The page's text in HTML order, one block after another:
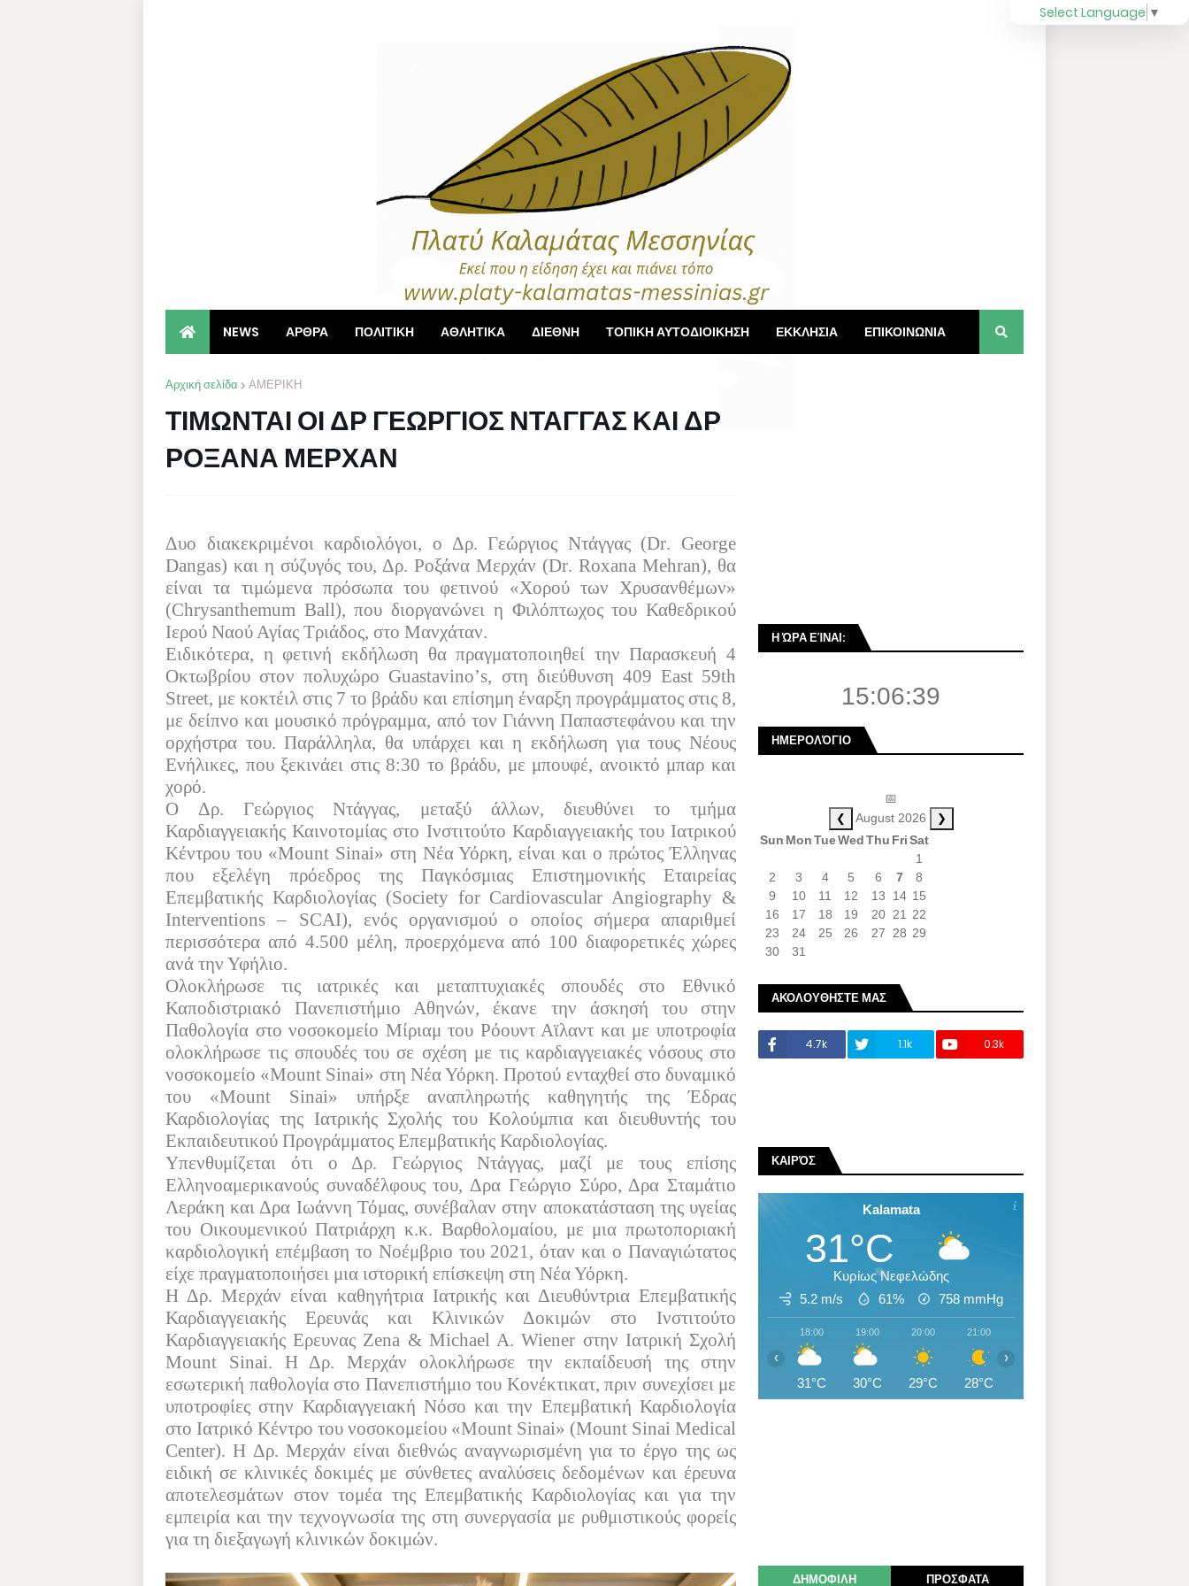
NEWS ΑΡΘΡΑ ΠΟΛΙΤΙΚΗ ΑΘΛΗΤΙΚΑ ΔΙΕΘΝΗ ΤΟΠΙΚΗ ΑΥΤΟΔΙΟΙΚΗΣΗ ΕΚΚΛΗΣΙΑ ΕΠΙΚΟΙΝΩΝΙΑ
Αρχική σελίδα ΑΜΕΡΙΚΗ
ΤΙΜΩΝΤΑΙ ΟΙ ΔΡ ΓΕΩΡΓΙΟΣ ΝΤΑΓΓΑΣ ΚΑΙ ΔΡ
ΡΟΞΑΝΑ ΜΕΡΧΑΝ
Δυο διακεκριμένοι καρδιολόγοι, ο Δρ. Γεώργιος Ντάγγας (Dr. George
Dangas) και η σύζυγός του, Δρ. Ροξάνα Μερχάν (Dr. Roxana Mehran), θα
είναι τα τιμώμενα πρόσωπα του φετινού «Χορού των Χρυσανθέμων»
(Chrysanthemum Ball), που διοργανώνει η Φιλόπτωχος του Καθεδρικού
Ιερού Ναού Αγίας Τριάδος, στο Μανχάταν.
Ειδικότερα, η φετινή εκδήλωση θα πραγματοποιηθεί την Παρασκευή 4
Οκτωβρίου στον πολυχώρο Guastavino’s, στη διεύθυνση 409 East59th
Street, με κοκτέιλ στις 7 το βράδυ και επίσημη έναρξη προγράμματος στις 8,
με δείπνο και μουσικό πρόγραμμα, από τον Γιάννη Παπαστεφάνου και την
ορχήστρα του. Παράλληλα, θα υπάρχει και η εκδήλωση για τους Νέους
Ενήλικες, που ξεκινάει στις 8:30 το βράδυ, με μπουφέ, ανοικτό μπαρ και
χορό.
O
Δρ. Γεώργιος Ντάγγας, μεταξύ άλλων, διευθύνει το τμήμα
Καρδιαγγειακής Καινοτομίας στο Ινστιτούτο Καρδιαγγειακής του Ιατρικού
Κέντρου του «Mount Sinai» στη Νέα Υόρκη, είναι και ο πρώτος Έλληνας
που εξελέγη πρόεδρος της Παγκόσμιας Επιστημονικής Εταιρείας
Επεμβατικής Καρδιολογίας (Society for Cardiovascular Angiography &
Interventions – SCAI), ενός οργανισμού ο οποίος σήμερα απαριθμεί
περισσότερα από 4.500 μέλη, προερχόμενα από 100 διαφορετικές χώρες
ανά την Υφήλιο.
Ολοκλήρωσε τις ιατρικές και μεταπτυχιακές σπουδές στο Εθνικό
Καποδιστριακό Πανεπιστήμιο Αθηνών, έκανε την άσκησή του στην
Παθολογία στο νοσοκομείο Μίριαμ του Ρόουντ Αϊλαντ και με υποτροφία
ολοκλήρωσε τις σπουδές του σε σχέση με τις καρδιαγγειακές νόσους στο
νοσοκομείο «Mount Sinai» στη Νέα Υόρκη. Προτού ενταχθεί στο δυναμικό
του «Mount Sinai» υπήρξε αναπληρωτής καθηγητής της Έδρας
Καρδιολογίας της Ιατρικής Σχολής του Κολούμπια και διευθυντής του
Εκπαιδευτικού Προγράμματος Επεμβατικής Καρδιολογίας.
Υπενθυμίζεται ότι ο Δρ. Γεώργιος Ντάγγας, μαζί με τους επίσης
Ελληνοαμερικανούς συναδέλφους του, Δρα Γεώργιο Σύρο, Δρα Σταμάτιο
Λεράκη και Δρα Ιωάννη Τόμας, συνέβαλαν στην αποκατάσταση της υγείας
του Οικουμενικού Πατριάρχη κ.κ. Βαρθολομαίου, με μια πρωτοποριακή
καρδιολογική επέμβαση το Νοέμβριο του 2021, όταν και ο Παναγιώτατος
είχε πραγματοποιήσει μια ιστορική επίσκεψη στη Νέα Υόρκη.
Η Δρ. Μερχάν είναι καθηγήτρια Ιατρικής και Διευθύντρια Επεμβατικής
Καρδιαγγειακής Ερευνάς και Κλινικών Δοκιμών στο Ινστιτούτο
Καρδιαγγειακής Ερευνας Zena & Michael A.Wiener στην Ιατρική Σχολή
Mount
Sinai. Η Δρ. Μερχάν ολοκλήρωσε την εκπαίδευσή της στην
εσωτερική παθολογία στο Πανεπιστήμιο του Κονέκτικατ, πριν συνεχίσει με
υποτροφίες στην Καρδιαγγειακή Νόσο και την Επεμβατική Καρδιολογία
στο Ιατρικό Κέντρο του νοσοκομείου «Mount Sinai» (Mount Sinai Medical
Center). Η Δρ. Μερχάν είναι διεθνώς αναγνωρισμένη για το έργο της ως
ειδική σε κλινικές δοκιμές με σύνθετες αναλύσεις δεδομένων και έρευνα
αποτελεσμάτων στον τομέα της Επεμβατικής Καρδιολογίας και για την
εμπειρία και την τεχνογνωσία της στη συνεργασία με ρυθμιστικούς φορείς
για τη διεξαγωγή κλινικών δοκιμών.
Select Language ▼
Η ΏΡΑ ΕΊΝΑΙ:
15:06:40
ΗΜΕΡΟΛΌΓΙΟ
📅
❮ August 2026 ❯
Sun MonTueWedThu FriSat
1
2
3 4 5 6 7
8
9
10 11 12 13 14 15
16
17 18 19 20 21
22
23
24 25 26 27 28 29
30
31
ΑΚΟΛΟΥΘΗΣΤΕ ΜΑΣ
4.7k 1.1k 0.3k
ΚΑΙΡΌΣ
Kalamata
31°C
Κυρίως Νεφελώδης
5.2 m/s
61% 758 mmHg
18:00
31°C
19:00
30°C
20:00
29°C
21:00
28°C
‹ ›
ΔΗΜΟΦΙΛΗ ΠΡΟΣΦΑΤΑ